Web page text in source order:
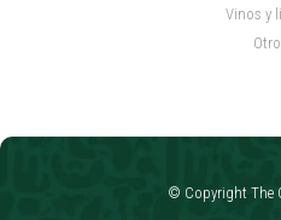
Vinos y
© Copyright The